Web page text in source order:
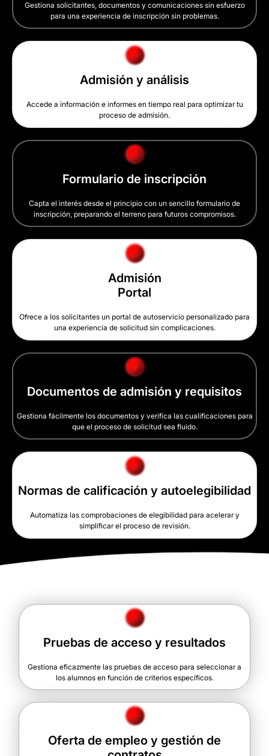
Gestiona solicitantes, documentos y comunicaciones sin esfuerzo
para una experiencia de inscripción sin problemas.
Admisión y análisis
Accede a información e informes en tiempo real para optimizar tu
proceso de admisión.
Formulario de inscripción
Capta el interés desde el principio con un sencillo formulario de
inscripción, preparando el terreno para futuros compromisos.
Admisión
Portal
Ofrece a los solicitantes un portal de autoservicio personalizado para
una experiencia de solicitud sin complicaciones.
Documentos de admisión y requisitos
Gestiona fácilmente los documentos y verifica las cualificaciones para
que el proceso de solicitud sea fluido.
Normas de calificación y autoelegibilidad
Automatiza las comprobaciones de elegibilidad para acelerar y
simplificar el proceso de revisión.
Pruebas de acceso y resultados
Gestiona eficazmente las pruebas de acceso para seleccionar a
los alumnos en función de criterios específicos.
Oferta de empleo y gestión de